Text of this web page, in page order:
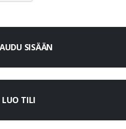
SISÄÄN
LUO TILI